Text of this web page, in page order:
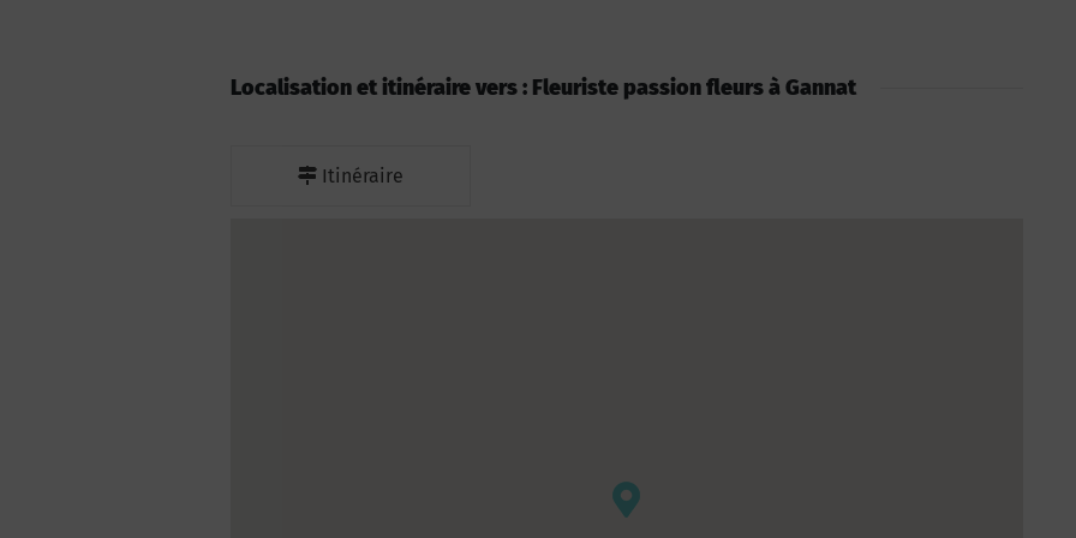
Localisation et itinéraire vers : Fleuriste passion fleurs à Gannat
Itinéraire